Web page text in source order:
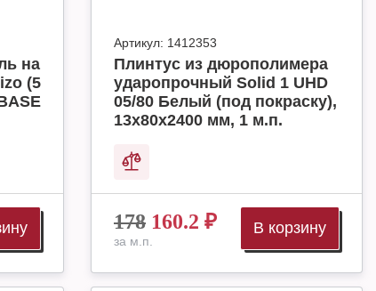
на
(5
Артикул: 1412353
Плинтус из дюрополимера
ударопрочный Solid 1 UHD
05/80 Белый (под покраску),
13х80х2400 мм, 1 м.п.
178 160.2 ₽
за м.п.
В корзину